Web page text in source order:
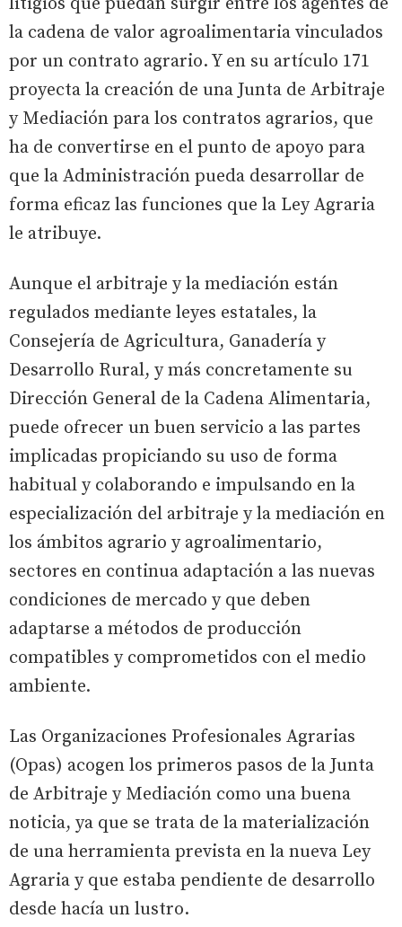
la cadena de valor agroalimentaria vinculados
por un contrato agrario. Y en su artículo 171
proyecta la creación de una Junta de Arbitraje
y Mediación para los contratos agrarios, que
ha de convertirse en el punto de apoyo para
que la Administración pueda desarrollar de
forma eficaz las funciones que la Ley Agraria
le atribuye.
Aunque el arbitraje y la mediación están
regulados mediante leyes estatales, la
Consejería de Agricultura, Ganadería y
Desarrollo Rural, y más concretamente su
Dirección General de la Cadena Alimentaria,
puede ofrecer un buen servicio a las partes
implicadas propiciando su uso de forma
habitual y colaborando e impulsando en la
especialización del arbitraje y la mediación en
los ámbitos agrario y agroalimentario,
sectores en continua adaptación a las nuevas
condiciones de mercado y que deben
adaptarse a métodos de producción
compatibles y comprometidos con el medio
ambiente.
Las Organizaciones Profesionales Agrarias
(Opas) acogen los primeros pasos de la Junta
de Arbitraje y Mediación como una buena
noticia, ya que se trata de la materialización
de una herramienta prevista en la nueva Ley
Agraria y que estaba pendiente de desarrollo
desde hacía un lustro.